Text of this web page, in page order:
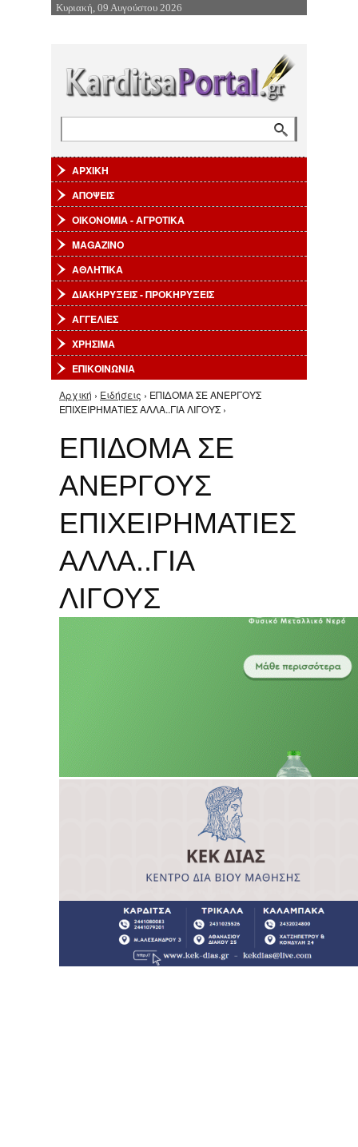
Επιστροφή στην Πλοήγηση
Κυριακή, 09 Αυγούστου 2026
ΑΡΧΙΚΗ
ΑΠΟΨΕΙΣ
ΟΙΚΟΝΟΜΙΑ - ΑΓΡΟΤΙΚΑ
MAGAZINO
ΑΘΛΗΤΙΚΑ
ΔΙΑΚΗΡΥΞΕΙΣ - ΠΡΟΚΗΡΥΞΕΙΣ
ΑΓΓΕΛΙΕΣ
ΧΡΗΣΙΜΑ
ΕΠΙΚΟΙΝΩΝΙΑ
Είστε εδώ
Αρχική › Ειδήσεις › ΕΠΙΔΟΜΑ ΣΕ ΑΝΕΡΓΟΥΣ
ΕΠΙΧΕΙΡΗΜΑΤΙΕΣ ΑΛΛΑ..ΓΙΑ ΛΙΓΟΥΣ ›
ΕΠΙΔΟΜΑ ΣΕ
ΑΝΕΡΓΟΥΣ
ΕΠΙΧΕΙΡΗΜΑΤΙΕΣ
ΑΛΛΑ..ΓΙΑ
ΛΙΓΟΥΣ